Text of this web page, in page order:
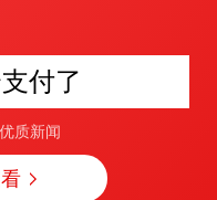
付了
质新闻